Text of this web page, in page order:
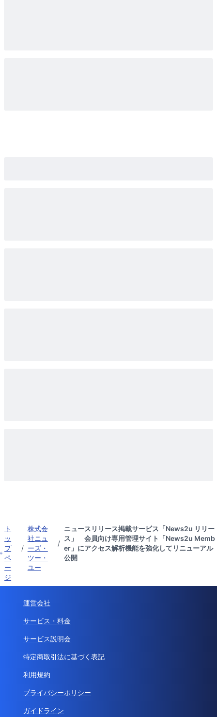
ト
ッ
プ
ペ
ー
ジ
/
株式会
社ニュ
ーズ・
ツー・
ユー
/
ニュースリリース掲載サービス「News2u リリー
ス」 会員向け専用管理サイト「News2u Memb
er」にアクセス解析機能を強化してリニューアル
公開
運営会社
サービス・料金
サービス説明会
特定商取引法に基づく表記
利用規約
プライバシーポリシー
ガイドライン